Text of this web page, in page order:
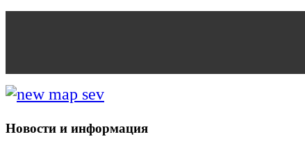
Новости и информация